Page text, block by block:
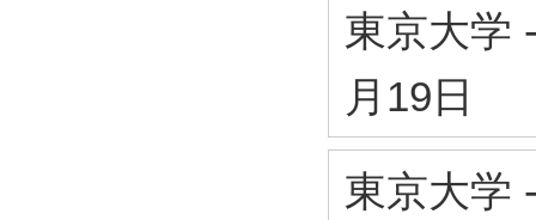
東京大学
月19日
東京大学